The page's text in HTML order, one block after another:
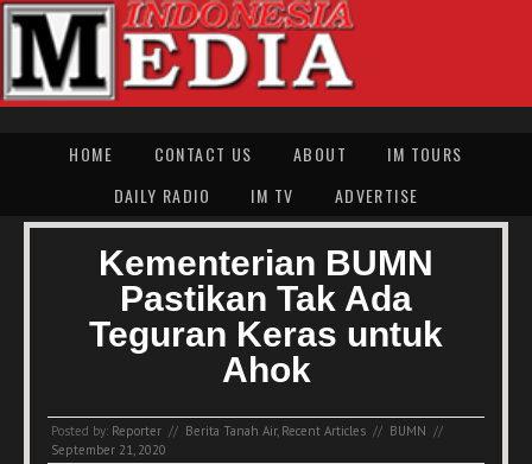
HOME CONTACT US ABOUT
IM TOURS
DAILY RADIO
IM TV ADVERTISE
Kementerian BUMN
Pastikan Tak Ada
Teguran Keras untuk
Ahok
Posted by: Reporter // Berita Tanah Air, Recent Articles // BUMN //
September 21, 2020